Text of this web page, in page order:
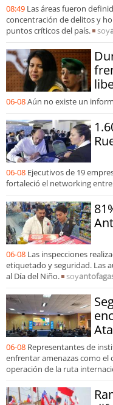
08:49 Las áreas fueron
concentración de delitos y
puntos críticos del país.
soy
06-08Aún no existe un
06-08 Ejecutivos de 19
fortaleció el networking
06-08 Las inspecciones
etiquetado y seguridad. Las
al Día del Niño.
soy
06-08 Representantes de
enfrentar amenazas como
operación de la ruta